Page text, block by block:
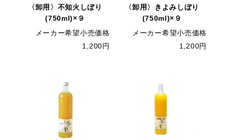
〈卸用〉不知火しぼり
(750ml)×９
メーカー希望小売価格
1,200円
〈卸用〉きよみしぼり
(750ml)×９
メーカー希望小売価格
1,200円